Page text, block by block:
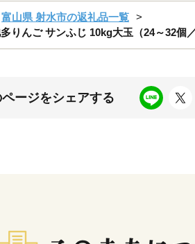
富山県 射水市の返礼品一覧
りんご サンふじ 10kg大玉（24～32
ページをシェアする